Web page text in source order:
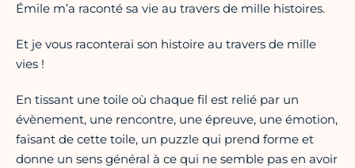
Émile m’a raconté sa vie au travers de mille histoires.
Et je vous raconterai son histoire au travers de mille
vies !
En tissant une toile où chaque fil est relié par un
évènement, une rencontre, une épreuve, une émotion,
faisant de cette toile, un puzzle qui prend forme et
donne un sens général à ce qui ne semble pas en avoir